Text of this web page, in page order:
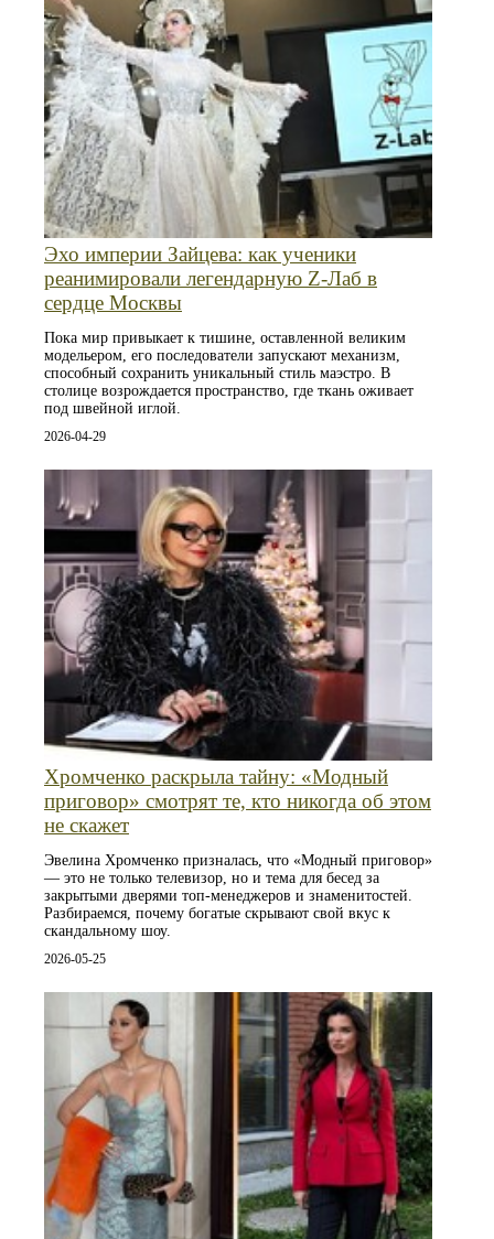
Эхо империи Зайцева: как ученики
реанимировали легендарную Z-Лаб в
сердце Москвы
Пока мир привыкает к тишине, оставленной великим
модельером, его последователи запускают механизм,
способный сохранить уникальный стиль маэстро. В
столице возрождается пространство, где ткань оживает
под швейной иглой.
2026-04-29
Хромченко раскрыла тайну: «Модный
приговор» смотрят те, кто никогда об этом
не скажет
Эвелина Хромченко призналась, что «Модный приговор»
— это не только телевизор, но и тема для бесед за
закрытыми дверями топ-менеджеров и знаменитостей.
Разбираемся, почему богатые скрывают свой вкус к
скандальному шоу.
2026-05-25